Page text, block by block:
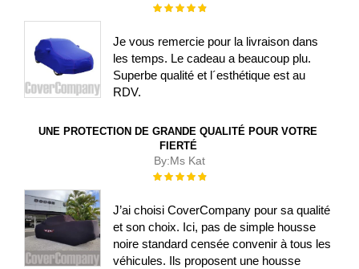
Évaluation :
Je vous remercie pour la livraison dans
les temps. Le cadeau a beaucoup plu.
Superbe qualité et l´esthétique est au
RDV.
UNE PROTECTION DE GRANDE QUALITÉ POUR VOTRE
FIERTÉ
By:Ms Kat
Évaluation :
J’ai choisi CoverCompany pour sa qualité
et son choix. Ici, pas de simple housse
noire standard censée convenir à tous les
véhicules. Ils proposent une housse